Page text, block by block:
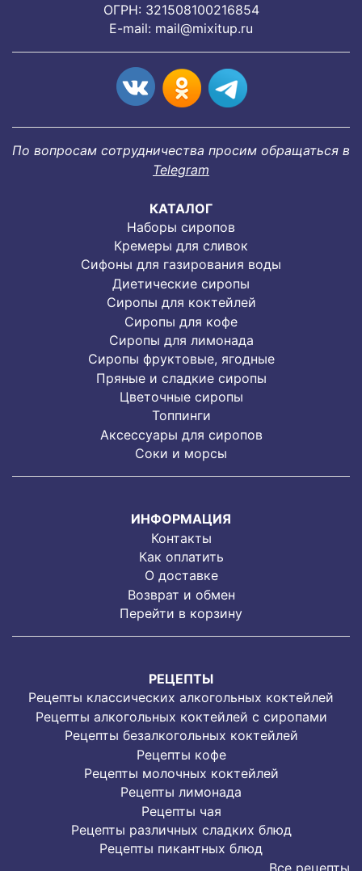
ОГРН: 321508100216854
E-mail: mail@mixitup.ru
По вопросам сотрудничества просим обращаться в
Telegram
КАТАЛОГ
Наборы сиропов
Кремеры для сливок
Сифоны для газирования воды
Диетические сиропы
Сиропы для коктейлей
Сиропы для кофе
Сиропы для лимонада
Cиропы фруктовые, ягодные
Пряные и сладкие сиропы
Цветочные сиропы
Топпинги
Аксессуары для сиропов
Соки и морсы
ИНФОРМАЦИЯ
Контакты
Как оплатить
О доставке
Возврат и обмен
Перейти в корзину
РЕЦЕПТЫ
Рецепты классических алкогольных коктейлей
Рецепты алкогольных коктейлей с сиропами
Рецепты безалкогольных коктейлей
Рецепты кофе
Рецепты молочных коктейлей
Рецепты лимонада
Рецепты чая
Рецепты различных сладких блюд
Рецепты пикантных блюд
Все рецепты